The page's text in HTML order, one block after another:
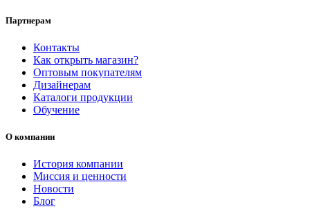
Партнерам
Контакты
Как открыть магазин?
Оптовым покупателям
Дизайнерам
Каталоги продукции
Обучение
О компании
История компании
Миссия и ценности
Новости
Блог